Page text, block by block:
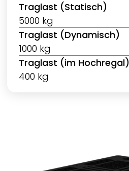
Traglast (Statisch)
5000 kg
Traglast (Dynamisch)
1000 kg
Traglast (im Hochregal)
400 kg